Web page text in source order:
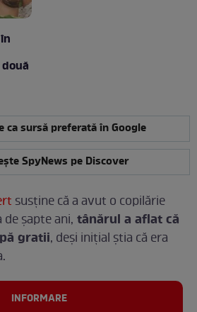
ca sursă preferată în Google
SpyNews pe Discover
susține că a avut o copilărie
șapte ani, tânărul a aflat că
gratii, deși inițial știa că era
INFORMARE